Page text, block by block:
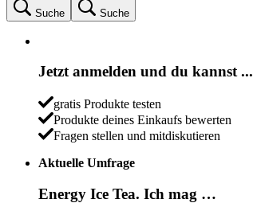
Suche Suche
Jetzt anmelden und du kannst ...
gratis Produkte testen
Produkte deines Einkaufs bewerten
Fragen stellen und mitdiskutieren
Aktuelle Umfrage
Energy Ice Tea. Ich mag …